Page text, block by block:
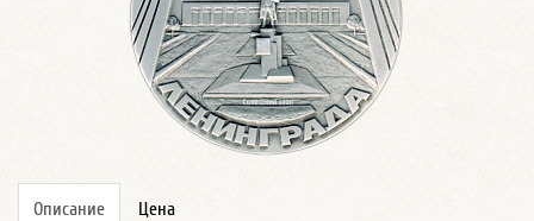
Описание Цена